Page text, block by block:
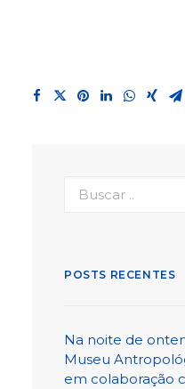
POSTS RECENTES
Na noite de
Museu
em colaboração